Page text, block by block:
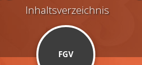
Inhaltsverzeichnis
FGV